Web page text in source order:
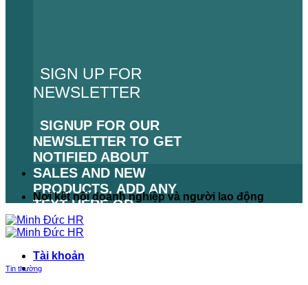
SIGN UP FOR
NEWSLETTER
SIGNUP FOR OUR
NEWSLETTER TO GET
NOTIFIED ABOUT
SALES AND NEW
PRODUCTS. ADD ANY
TEXT HERE OR
REMOVE IT.
LỖI:KHÔNG TÌM THẤY
BIỂU MẪU LIÊN HỆ.
Nơi kết nối doanh nghiệp và người lao động
Tài khoản
Tin thường